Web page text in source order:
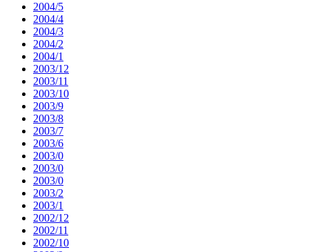
2004/5
2004/4
2004/3
2004/2
2004/1
2003/12
2003/11
2003/10
2003/9
2003/8
2003/7
2003/6
2003/0
2003/0
2003/0
2003/2
2003/1
2002/12
2002/11
2002/10